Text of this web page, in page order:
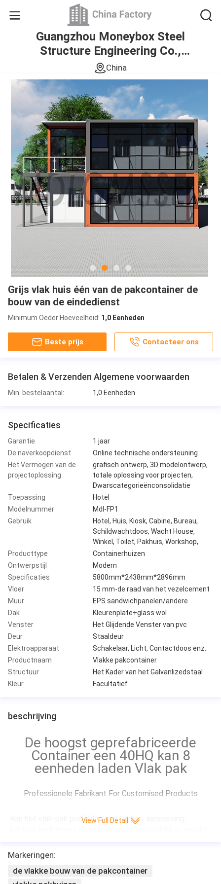
Guangzhou Moneybox Steel
Structure Engineering Co.,
Ltd.
China
Grijs vlak huis één van de pakcontainer de
bouw van de eindedienst
Minimum Oeder Hoeveelheid: 1,0 Eenheden
Beste prijs Contacteer ons
Betalen & Verzenden Algemene voorwaarden
Min. bestelaantal: 1,0 Eenheden
Specificaties
Garantie
1 jaar
De naverkoopdienst
Online technische ondersteuning
Het Vermogen van de
projectoplossing
grafisch ontwerp, 3D modelontwerp,
totale oplossing voor projecten,
Dwarscategorieënconsolidatie
Toepassing
Hotel
Modelnummer
Mdl-FP1
Gebruik
Hotel, Huis, Kiosk, Cabine, Bureau,
Schildwachtdoos, Wacht House,
Winkel, Toilet, Pakhuis, Workshop,
Producttype
Containerhuizen
Ontwerpstijl
Modern
Specificaties
5800mm*2438mm*2896mm
Vloer
15 mm-de raad van het vezelcement
Muur
EPS sandwichpanelen/andere
Dak
Kleurenplate+glass wol
Venster
Het Glijdende Venster van pvc
Deur
Staaldeur
Elektroapparaat
Schakelaar, Licht, Contactdoos enz.
Productnaam
Vlakke pakcontainer
Structuur
Het Kader van het Galvanlizedstaal
Kleur
Facultatief
beschrijving
De hoogst geprefabriceerde
Container een 40HQ kan 8
eenheden laden Vlak pak
Professionele Fabrikant For Customised Products
Kan het vlak-pak prefabhuis als bureau, aanpassing,
veldwerkkamp, sociale huisvesting, rampenplaats en
andere commerciële doeleinden te voldoen. Het vlak-pak
wordt wijd gebruikt op Europa, Japan, Midden-Oosten,
View Full Detall
Markeringen:
de vlakke bouw van de pakcontainer